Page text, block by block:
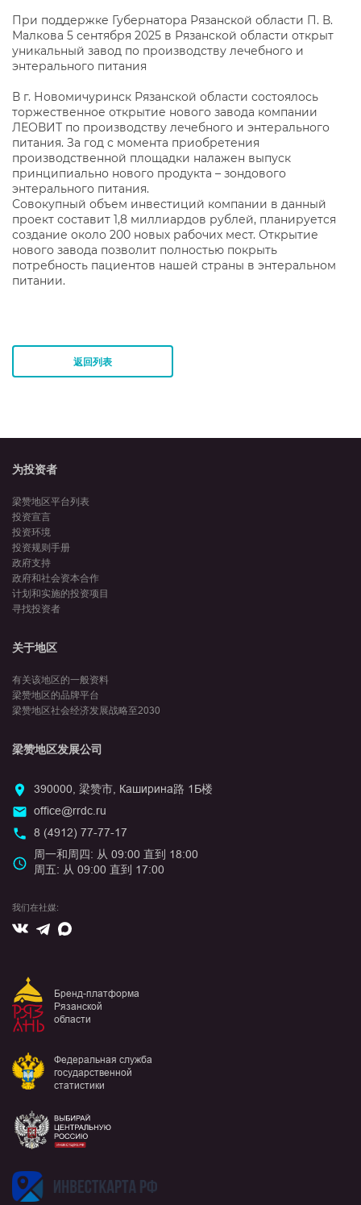
При поддержке Губернатора Рязанской области П. В.
Малкова 5 сентября 2025 в Рязанской области открыт
уникальный завод по производству лечебного и
энтерального питания
В г. Новомичуринск Рязанской области состоялось
торжественное открытие нового завода компании
ЛЕОВИТ по производству лечебного и энтерального
питания. За год с момента приобретения
производственной площадки налажен выпуск
принципиально нового продукта – зондового
энтерального питания.
Совокупный объем инвестиций компании в данный
проект составит 1,8 миллиардов рублей, планируется
создание около 200 новых рабочих мест. Открытие
нового завода позволит полностью покрыть
потребность пациентов нашей страны в энтеральном
питании.
返回列表
为投资者
梁赞地区平台列表
投资宣言
投资环境
投资规则手册
政府支持
政府和社会资本合作
计划和实施的投资项目
寻找投资者
关于地区
有关该地区的一般资料
梁赞地区的品牌平台
梁赞地区社会经济发展战略至2030
梁赞地区发展公司
390000, 梁赞市, Каширина路 1Б楼
office@rrdc.ru
8 (4912) 77-77-17
周一和周四: 从 09:00 直到 18:00
周五: 从 09:00 直到 17:00
我们在社媒:
Вконтакте
Telegram
Max
Бренд-платформа
Рязанской
области
Федеральная служба
государственной
статистики